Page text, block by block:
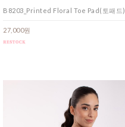
B8203_Printed Floral Toe Pad(토패드)
27,000원